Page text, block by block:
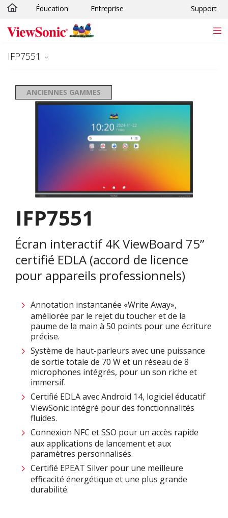
Passer au contenu principal
Éducation Entreprise Support
IFP7551
ANCIENNES GAMMES
IFP7551
Écran interactif 4K ViewBoard 75”
certifié EDLA (accord de licence
pour appareils professionnels)
Annotation instantanée «Write Away»,
améliorée par le rejet du toucher et de la
paume de la main à 50 points pour une écriture
précise.​
Système de haut-parleurs avec une puissance
de sortie totale de 70 W et un réseau de 8
microphones intégrés, pour un son riche et
immersif.​
Certifié EDLA avec Android 14, logiciel éducatif
ViewSonic intégré pour des fonctionnalités
fluides.​
Connexion NFC et SSO pour un accès rapide
aux applications de lancement et aux
paramètres personnalisés​.
Certifié EPEAT Silver pour une meilleure
efficacité énergétique et une plus grande
durabilité.